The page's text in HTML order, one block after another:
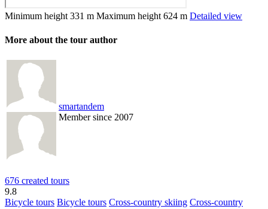
Minimum height 331 m Maximum height 624 m Detailed view
More about the tour author
smartandem
Member since 2007
676 created tours
9.8
Bicycle tours Bicycle tours Cross-country skiing Cross-country